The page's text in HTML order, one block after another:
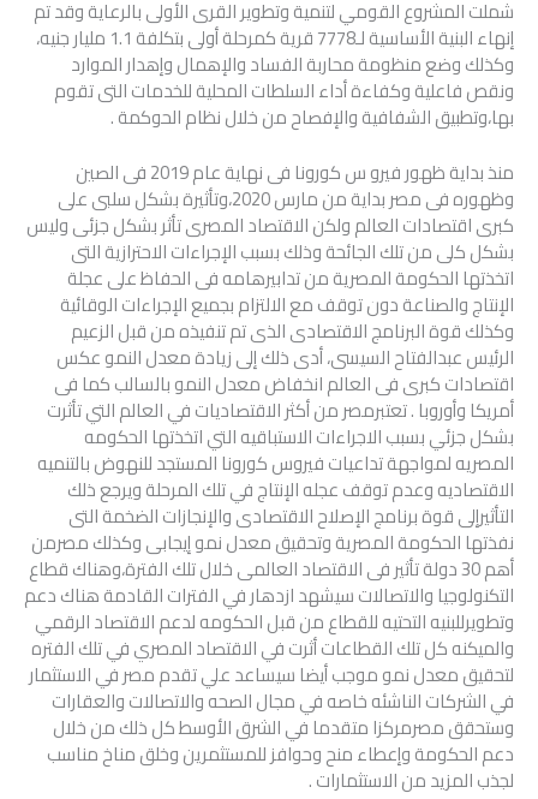
شملت المشروع القومي لتنمية وتطوير القرى الأولى بالرعاية وقد تم
إنهاء البنية الأساسية لـ7778 قرية كمرحلة أولى بتكلفة 1.1 مليار جنيه،
وكذلك وضع منظومة محاربة الفساد والإهمال وإهدار الموارد
ونقص فاعلية وكفاءة أداء السلطات المحلية للخدمات التى تقوم
بها،وتطبيق الشفافية والإفصاح من خلال نظام الحوكمة .
منذ بداية ظهور فيرو س كورونا فى نهاية عام 2019 فى الصين
وظهوره فى مصر بداية من مارس 2020،وتأثيرة بشكل سلبى على
كبرى اقتصادات العالم ولكن الاقتصاد المصرى تأثر بشكل جزئى وليس
بشكل كلى من تلك الجائحة وذلك بسبب الإجراءات الاحترازية التى
اتخذتها الحكومة المصرية من تدابيرهامه فى الحفاظ على عجلة
الإنتاج والصناعة دون توقف مع الالتزام بجميع الإجراءات الوقائية
وكذلك قوة البرنامج الاقتصادى الذى تم تنفيذه من قبل الزعيم
الرئيس عبدالفتاح السيسى، أدى ذلك إلى زيادة معدل النمو عكس
اقتصادات كبرى فى العالم انخفاض معدل النمو بالسالب كما فى
أمريكا وأوروبا . تعتبرمصر من أكثر الاقتصاديات في العالم التي تأثرت
بشكل جزئي بسبب الاجراءات الاستباقيه التي اتخذتها الحكومه
المصريه لمواجهة تداعيات فيروس كورونا المستجد للنهوض بالتنميه
الاقتصاديه وعدم توقف عجله الإنتاج في تلك المرحلة ويرجع ذلك
التأثيرإلى قوة برنامج الإصلاح الاقتصادى والإنجازات الضخمة التى
نفذتها الحكومة المصرية وتحقيق معدل نمو إيجابى وكذلك مصرمن
أهم 30 دولة تأثير فى الاقتصاد العالمى خلال تلك الفترة،وهناك قطاع
التكنولوجيا والاتصالات سيشهد ازدهار في الفترات القادمة هناك دعم
وتطويرللبنيه التحتيه للقطاع من قبل الحكومه لدعم الاقتصاد الرقمي
والميكنه كل تلك القطاعات أثرت في الاقتصاد المصري في تلك الفتره
لتحقيق معدل نمو موجب أيضا سيساعد علي تقدم مصر في الاستثمار
في الشركات الناشئه خاصه في مجال الصحه والاتصالات والعقارات
وستحقق مصرمركزا متقدما في الشرق الأوسط كل ذلك من خلال
دعم الحكومة وإعطاء منح وحوافز للمستثمرين وخلق مناخ مناسب
لجذب المزيد من الاستثمارات .